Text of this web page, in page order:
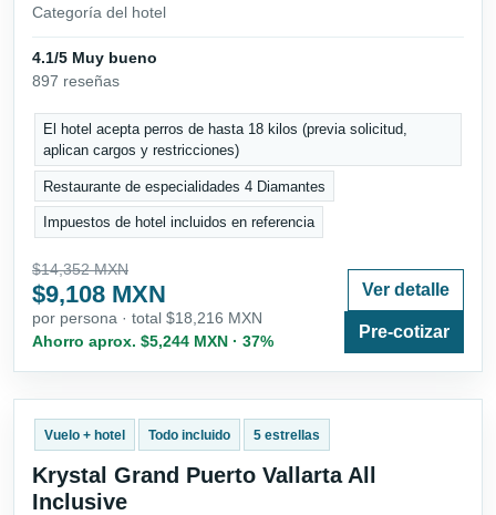
Categoría del hotel
4.1/5 Muy bueno
897 reseñas
El hotel acepta perros de hasta 18 kilos (previa solicitud,
aplican cargos y restricciones)
Restaurante de especialidades 4 Diamantes
Impuestos de hotel incluidos en referencia
$14,352 MXN
$9,108 MXN
por persona · total $18,216 MXN
Ahorro aprox. $5,244 MXN · 37%
Ver detalle
Pre-cotizar
Vuelo + hotel Todo incluido 5 estrellas
Krystal Grand Puerto Vallarta All
Inclusive